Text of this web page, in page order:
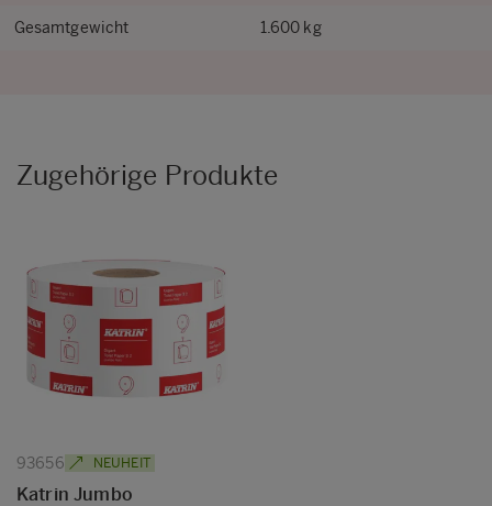
Gesamtgewicht 1.600 kg
Zugehörige Produkte
93656 NEUHEIT
Katrin Jumbo